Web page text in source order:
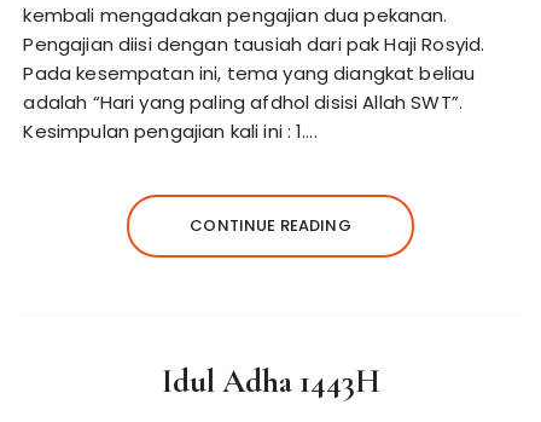
kembali mengadakan pengajian dua pekanan.
Pengajian diisi dengan tausiah dari pak Haji Rosyid.
Pada kesempatan ini, tema yang diangkat beliau
adalah “Hari yang paling afdhol disisi Allah SWT”.
Kesimpulan pengajian kali ini : 1….
CONTINUE READING
Idul Adha 1443H